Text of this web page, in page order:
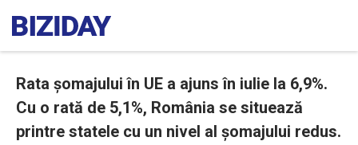
Rata şomajului în UE a ajuns în iulie la 6,9%.
Cu o rată de 5,1%, România se situează
printre statele cu un nivel al șomajului redus.